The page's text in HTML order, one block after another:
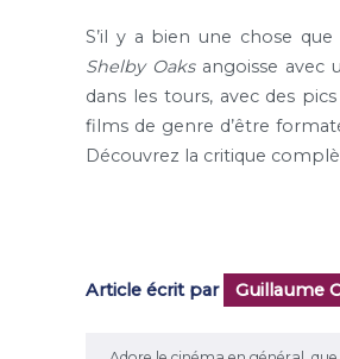
S’il y a bien une chose que
Shelby Oaksangoisse avec
dans les tours, avec des
films de genre d’être
Découvrez la critique
Article écrit par Guillaume